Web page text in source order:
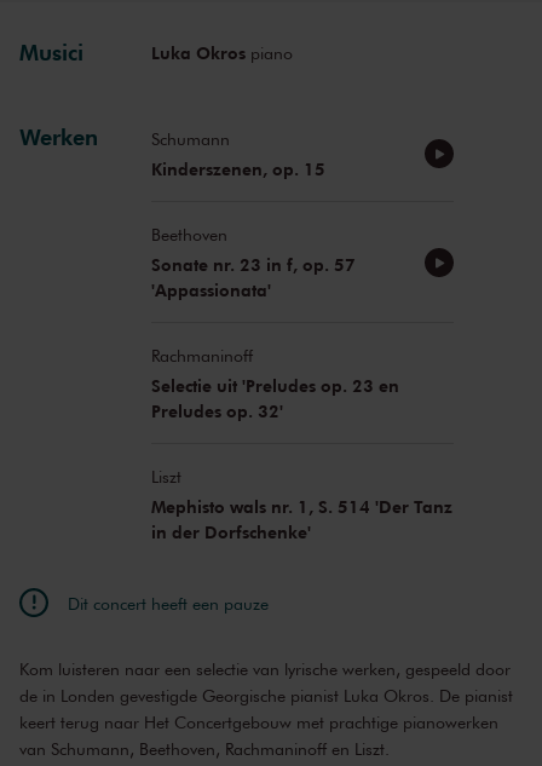
Musici Luka Okrospiano
Werken Schumann
Kinderszenen, op. 15
Beethoven
Sonate nr. 23 in f, op. 57
'Appassionata'
Rachmaninoff
Selectie uit 'Preludes op. 23 en
Preludes op. 32'
Liszt
Mephisto wals nr. 1, S. 514 'Der Tanz
in der Dorfschenke'
Dit concert heeft een pauze
Kom luisteren naar een selectie van lyrische werken, gespeeld door
de in Londen gevestigde Georgische pianist Luka Okros. De pianist
keert terug naar Het Concertgebouw met prachtige pianowerken
van Schumann, Beethoven, Rachmaninoff en Liszt.